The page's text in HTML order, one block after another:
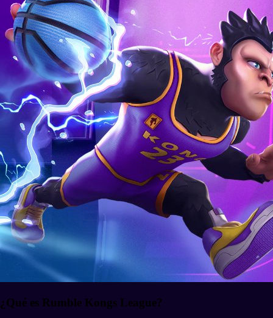
¿Qué es Rumble Kongs League?